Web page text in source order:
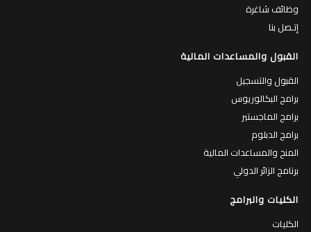
وظائف شاغرة
إتـصل بنا
القبول والمساعدات المالية
القبول والتسجيل
برامج البكالوريوس
برامج الماجستير
برامج الدبلوم
المنح والمساعدات المالية
برنامج الزائر الدولي
الكليات والبرامج
الكليات